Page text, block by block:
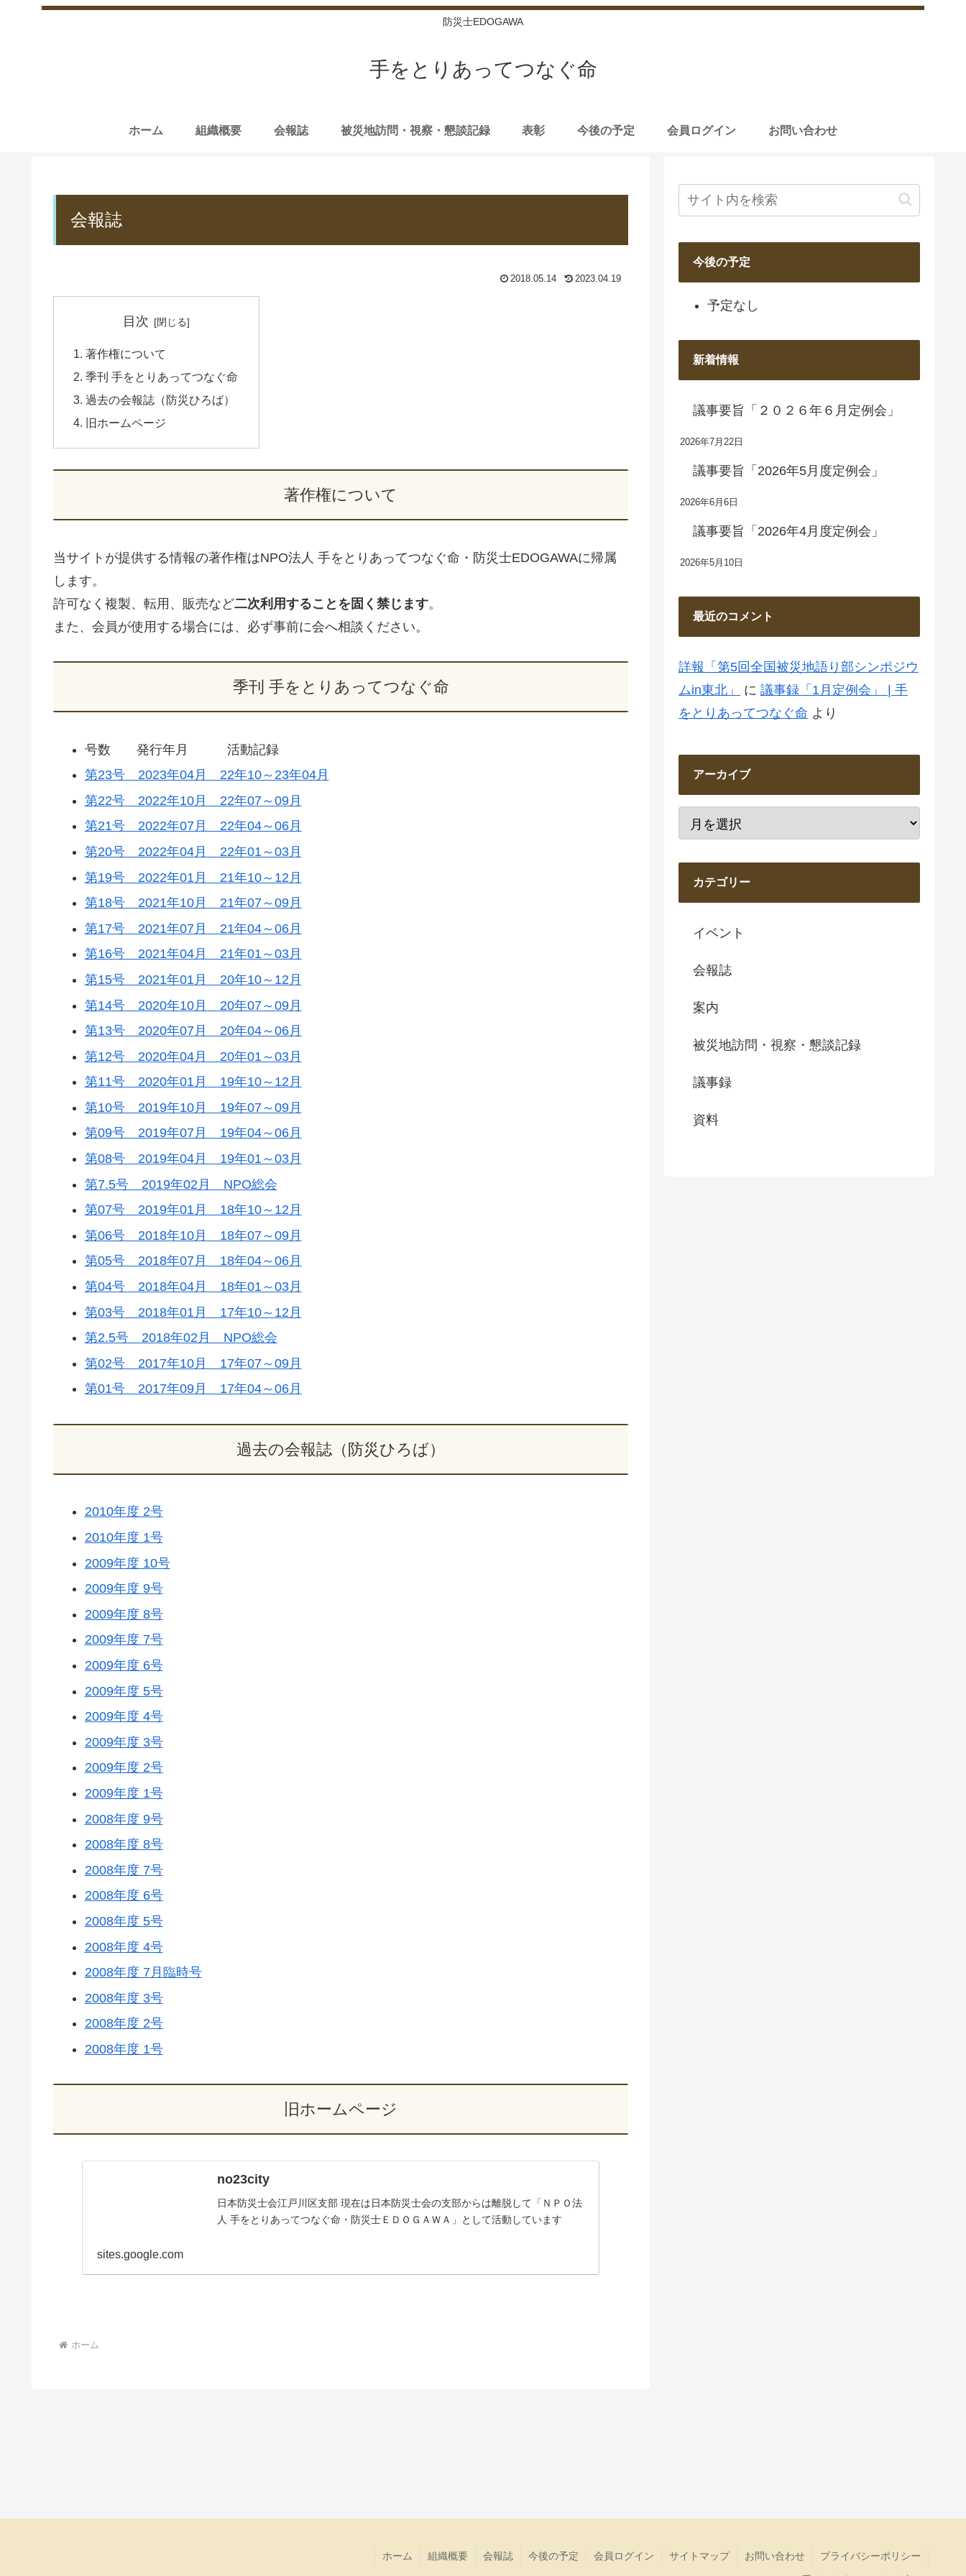
防災士EDOGAWA
手をとりあってつなぐ命
ホーム 組織概要 会報誌 被災地訪問・視察・懇談記録 表彰 今後の予定 会員ログイン お問い合わせ
会報誌
2018.05.14 2023.04.19
目次
著作権について
季刊 手をとりあってつなぐ命
過去の会報誌（防災ひろば）
旧ホームページ
著作権について
当サイトが提供する情報の著作権はNPO法人 手をとりあってつなぐ命・防災士EDOGAWAに帰属
します。
許可なく複製、転用、販売など二次利用することを固く禁じます。
また、会員が使用する場合には、必ず事前に会へ相談ください。
季刊 手をとりあってつなぐ命
号数 発行年月 活動記録
第23号 2023年04月 22年10～23年04月
第22号 2022年10月 22年07～09月
第21号 2022年07月 22年04～06月
第20号 2022年04月 22年01～03月
第19号 2022年01月 21年10～12月
第18号 2021年10月 21年07～09月
第17号 2021年07月 21年04～06月
第16号 2021年04月 21年01～03月
第15号 2021年01月 20年10～12月
第14号 2020年10月 20年07～09月
第13号 2020年07月 20年04～06月
第12号 2020年04月 20年01～03月
第11号 2020年01月 19年10～12月
第10号 2019年10月 19年07～09月
第09号 2019年07月 19年04～06月
第08号 2019年04月 19年01～03月
第7.5号 2019年02月 NPO総会
第07号 2019年01月 18年10～12月
第06号 2018年10月 18年07～09月
第05号 2018年07月 18年04～06月
第04号 2018年04月 18年01～03月
第03号 2018年01月 17年10～12月
第2.5号 2018年02月 NPO総会
第02号 2017年10月 17年07～09月
第01号 2017年09月 17年04～06月
過去の会報誌（防災ひろば）
2010年度 2号
2010年度 1号
2009年度 10号
2009年度 9号
2009年度 8号
2009年度 7号
2009年度 6号
2009年度 5号
2009年度 4号
2009年度 3号
2009年度 2号
2009年度 1号
2008年度 9号
2008年度 8号
2008年度 7号
2008年度 6号
2008年度 5号
2008年度 4号
2008年度 7月臨時号
2008年度 3号
2008年度 2号
2008年度 1号
旧ホームページ
no23city
日本防災士会江戸川区支部 現在は日本防災士会の支部からは離脱して「ＮＰＯ法
人 手をとりあってつなぐ命・防災士ＥＤＯＧＡＷＡ」として活動しています
sites.google.com
ホーム
今後の予定
予定なし
新着情報
議事要旨「２０２６年６月定例会」
2026年7月22日
議事要旨「2026年5月度定例会」
2026年6月6日
議事要旨「2026年4月度定例会」
2026年5月10日
最近のコメント
詳報「第5回全国被災地語り部シンポジウ
ムin東北」
に 議事録「1月定例会」 | 手
をとりあってつなぐ命 より
アーカイブ
カテゴリー
イベント
会報誌
案内
被災地訪問・視察・懇談記録
議事録
資料
ホーム 組織概要 会報誌 今後の予定 会員ログイン サイトマップ お問い合わせ プライバシーポリシー